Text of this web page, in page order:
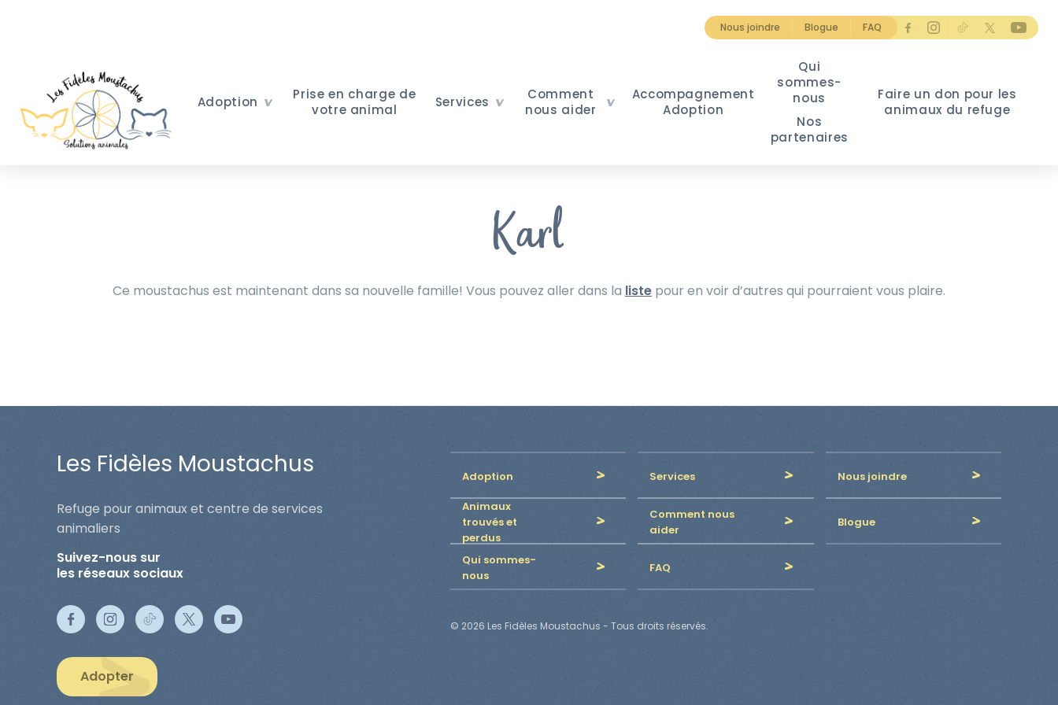
Nous joindre Blogue FAQ
Adoption
Prise en charge de
votre animal
Services
Comment
nous aider
Accompagnement
Adoption
Qui
sommes-
nous
Nos
partenaires
Faire un don pour les
animaux du refuge
Karl
Ce moustachus est maintenant dans sa nouvelle famille! Vous pouvez aller dans la liste pour en voir d’autres qui pourraient vous plaire.
Les Fidèles Moustachus
Refuge pour animaux et centre de services
animaliers
Suivez-nous sur
les réseaux sociaux
Adopter
Adoption Services
Nous joindre
Animaux
trouvés et
perdus
Comment nous
aider
Blogue
Qui sommes-
nous
FAQ
© 2026 Les Fidèles Moustachus - Tous droits réservés.